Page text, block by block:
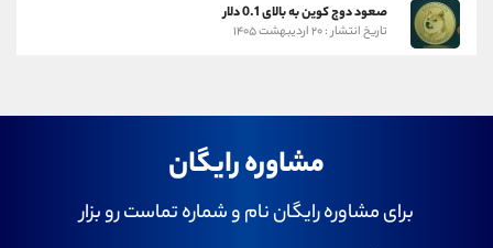
صعود دوج کوین به بالای 0.1 دلار
تاریخ انتشار : ۲۰ اردیبهشت ۱۴۰۵
مشاوره رایگان
برای مشاوره رایگان نام و شماره تماست رو بزار